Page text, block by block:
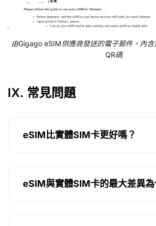
由Gigago eSIM供應商發送的電子郵件，內
QR碼
IX. 常見問題
eSIM比實體SIM卡更好嗎？
eSIM與實體SIM卡的最大差異為